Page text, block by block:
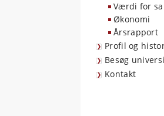
Værdi for
Økonomi
Årsrapport
Profil og
Besøg
Kontakt